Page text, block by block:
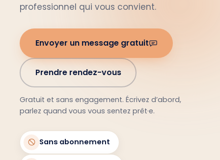
professionnel qui vous convient.
Envoyer un message gratuit
Prendre rendez-vous
Gratuit et sans engagement. Écrivez d’abord,
parlez quand vous vous sentez prêt·e.
Sans abonnement